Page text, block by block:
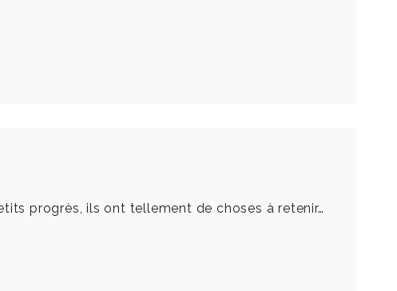
progrès, ils ont tellement de choses à retenir…